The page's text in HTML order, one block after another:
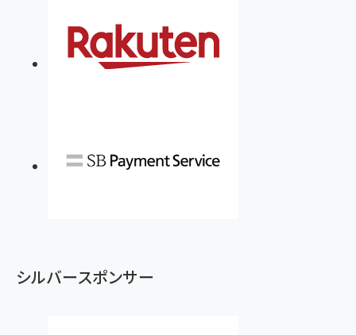
￥2,420
マーケティングの真実 P&G・グリコで学んだ失敗
Amazonランキングをもっと見る
ママ投資家が育休中に１億貯めた株式投資
￥1,870
Amazonランキングをもっと見る
￥3,190
フィードバック経営 「沈黙の組織」から「高め合う
Amazonランキングをもっと見る
シルバースポンサー